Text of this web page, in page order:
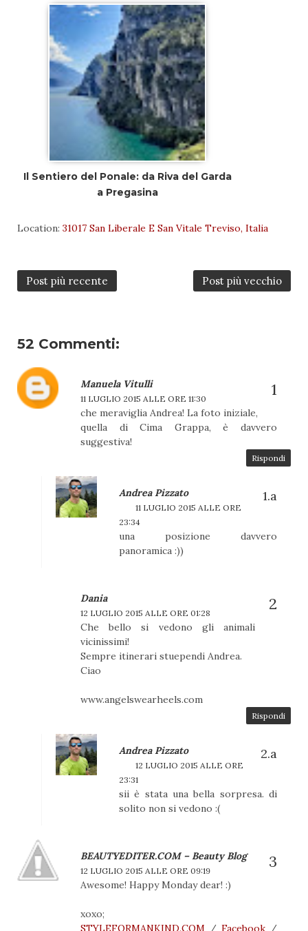
Il Sentiero del Ponale: da Riva del Garda
a Pregasina
Location: 31017 San Liberale E San Vitale Treviso, Italia
Post più recente Post più vecchio
52 Commenti:
Manuela Vitulli
11 LUGLIO 2015 ALLE ORE 11:30
che meraviglia Andrea! La foto iniziale,
quella di Cima Grappa, è davvero
suggestiva!
Rispondi
Andrea Pizzato
11 LUGLIO 2015 ALLE ORE
23:34
una posizione davvero
panoramica :))
Dania
12 LUGLIO 2015 ALLE ORE 01:28
Che bello si vedono gli animali
vicinissimi!
Sempre itinerari stuependi Andrea.
Ciao
www.angelswearheels.com
Rispondi
Andrea Pizzato
12 LUGLIO 2015 ALLE ORE
23:31
sii è stata una bella sorpresa. di
solito non si vedono :(
BEAUTYEDITER.COM – Beauty Blog
12 LUGLIO 2015 ALLE ORE 09:19
Awesome! Happy Monday dear! :)
xoxo;
STYLEFORMANKIND.COM / Facebook /